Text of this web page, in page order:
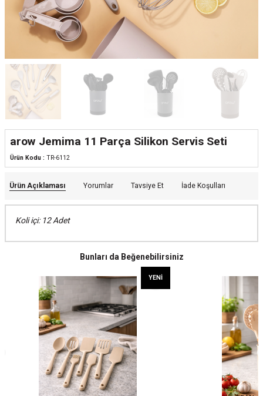
arow Jemima 11 Parça Silikon Servis Seti
Ürün Kodu : TR-6112
Ürün Açıklaması Yorumlar Tavsiye Et İade Koşulları
Koli içi: 12 Adet
Bunları da Beğenebilirsiniz
YENI